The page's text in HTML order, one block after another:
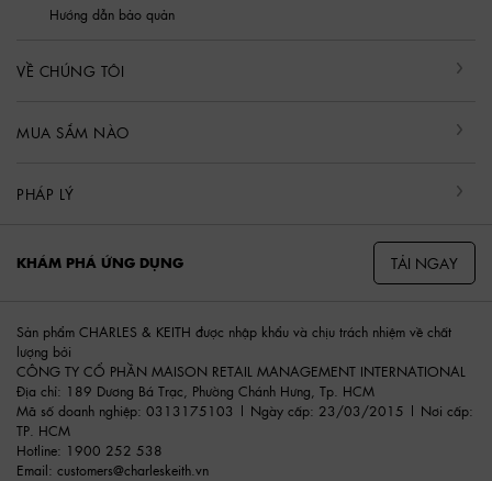
Hướng dẫn bảo quản
VỀ CHÚNG TÔI
MUA SẮM NÀO
PHÁP LÝ
KHÁM PHÁ ỨNG DỤNG TẢI NGAY
Sản phẩm CHARLES & KEITH được nhập khẩu và chịu trách nhiệm về chất
lượng bởi
CÔNG TY CỔ PHẦN MAISON RETAIL MANAGEMENT INTERNATIONAL
Địa chỉ: 189 Dương Bá Trạc, Phường Chánh Hưng, Tp. HCM
Mã số doanh nghiệp: 0313175103 | Ngày cấp: 23/03/2015 | Nơi cấp:
TP. HCM
Hotline: 1900 252 538
Email: customers@charleskeith.vn